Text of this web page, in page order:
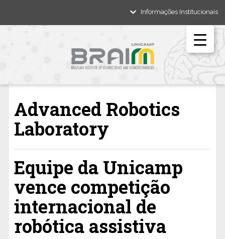
Informações Institucionais
Advanced Robotics
Laboratory
Equipe da Unicamp
vence competição
internacional de
robótica assistiva